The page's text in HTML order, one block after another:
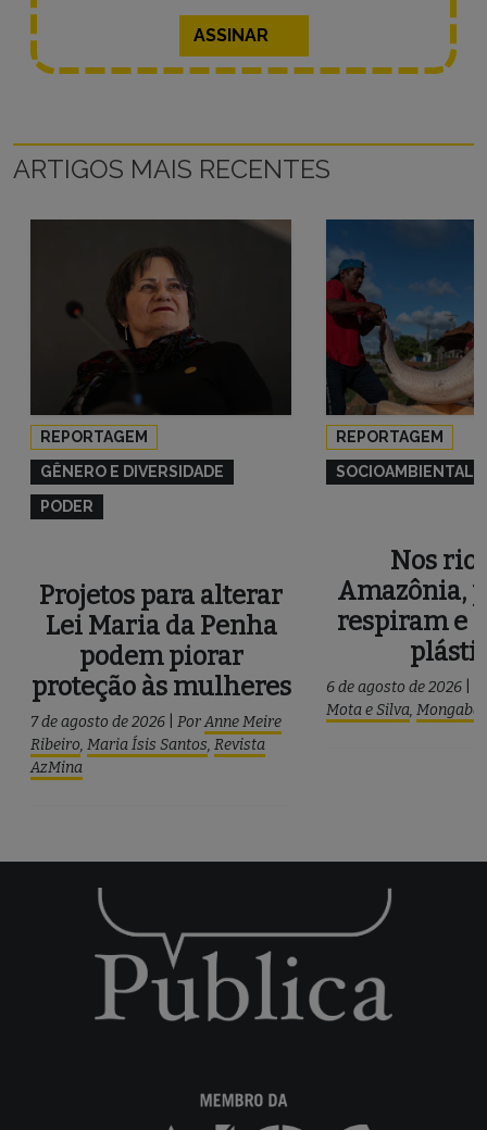
ASSINAR
ARTIGOS MAIS RECENTES
REPORTAGEM
GÊNERO E DIVERSIDADE
PODER
Projetos para alterar
Lei Maria da Penha
podem piorar
proteção às mulheres
7 de agosto de 2026 PorAnne Meire
Ribeiro, Maria Ísis Santos, Revista
AzMina
REPORTAGEM
SOCIOAMBIENTAL
Nos
Amazônia,
respiram e
6 de agosto de 2026
Mota e Silva,